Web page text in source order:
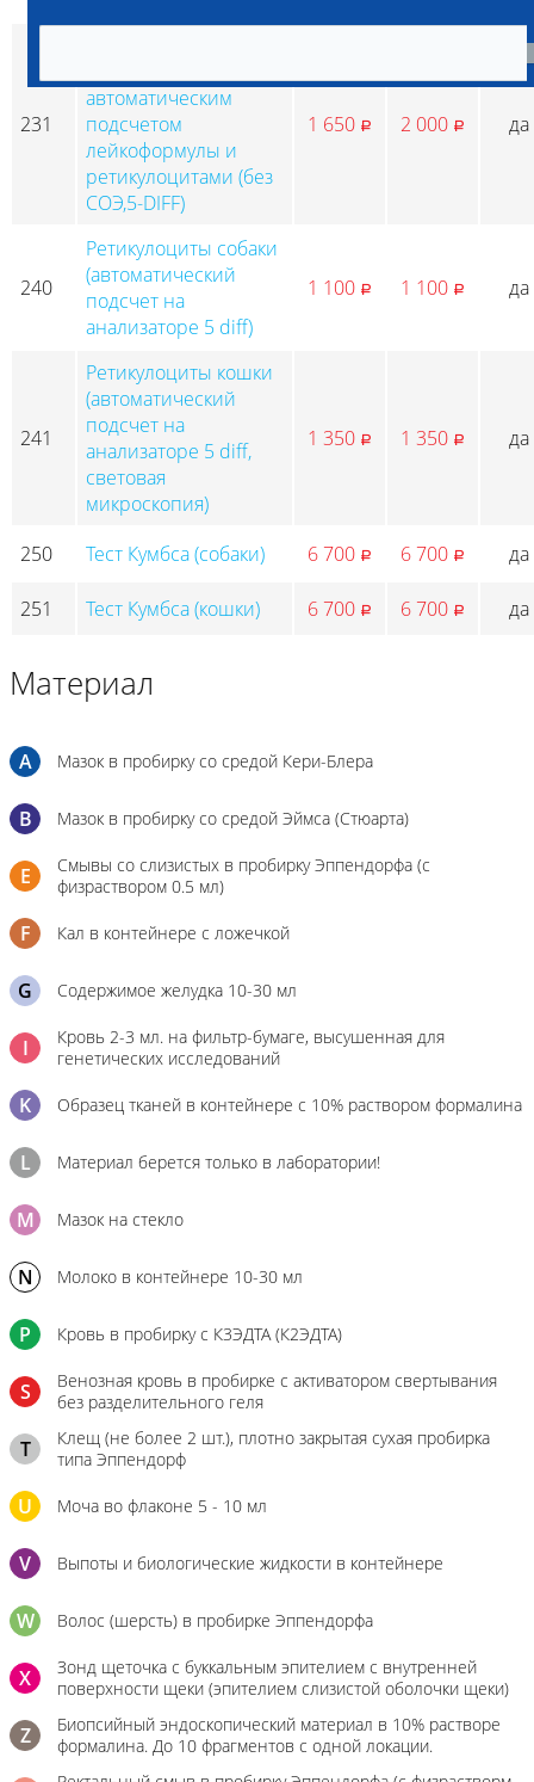
231
автоматическим
подсчетом
лейкоформулы и
ретикулоцитами (без
СОЭ,5-DIFF)
1 650 p 2 000 p да
240
Ретикулоциты собаки
(автоматический
подсчет на
анализаторе 5 diff)
1 100 p 1 100 p да
241
Ретикулоциты кошки
(автоматический
подсчет на
анализаторе 5 diff,
световая
микроскопия)
1 350 p 1 350 p да
250 Тест Кумбса (собаки) 6 700 p 6 700 p да
251 Тест Кумбса (кошки) 6 700 p 6 700 p да
Материал
A Мазок в пробирку со средой Кери-Блера
B Мазок в пробирку со средой Эймса (Стюарта)
E
Смывы со слизистых в пробирку Эппендорфа (с
физраствором 0.5 мл)
F Кал в контейнере с ложечкой
G Содержимое желудка 10-30 мл
I
Кровь 2-3 мл. на фильтр-бумаге, высушенная для
генетических исследований
K Образец тканей в контейнере с 10% раствором формалина
L Материал берется только в лаборатории!
M Мазок на стекло
N Молоко в контейнере 10-30 мл
P Кровь в пробирку с К3ЭДТА (К2ЭДТА)
S
Венозная кровь в пробирке с активатором свертывания
без разделительного геля
T
Клещ (не более 2 шт.), плотно закрытая сухая пробирка
типа Эппендорф
U Моча во флаконе 5 - 10 мл
V Выпоты и биологические жидкости в контейнере
W Волос (шерсть) в пробирке Эппендорфа
X
Зонд щеточка с буккальным эпителием с внутренней
поверхности щеки (эпителием слизистой оболочки щеки)
Z
Биопсийный эндоскопический материал в 10% растворе
формалина. До 10 фрагментов с одной локации.